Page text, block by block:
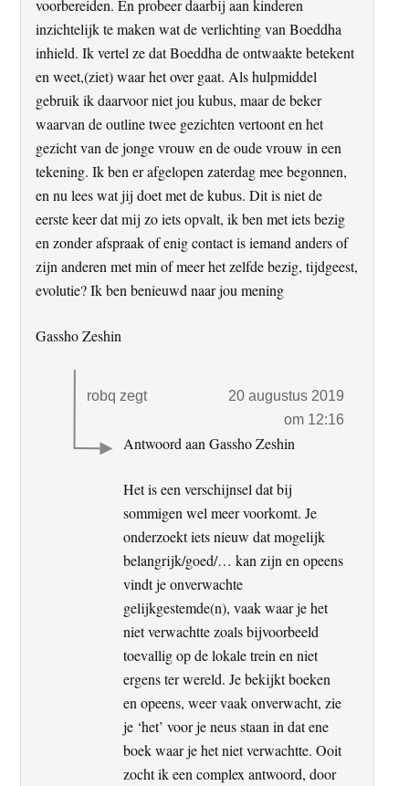
voorbereiden. En probeer daarbij aan kinderen
inzichtelijk te maken wat de verlichting van Boeddha
inhield. Ik vertel ze dat Boeddha de ontwaakte betekent
en weet,(ziet) waar het over gaat. Als hulpmiddel
gebruik ik daarvoor niet jou kubus, maar de beker
waarvan de outline twee gezichten vertoont en het
gezicht van de jonge vrouw en de oude vrouw in een
tekening. Ik ben er afgelopen zaterdag mee begonnen,
en nu lees wat jij doet met de kubus. Dit is niet de
eerste keer dat mij zo iets opvalt, ik ben met iets bezig
en zonder afspraak of enig contact is iemand anders of
zijn anderen met min of meer het zelfde bezig, tijdgeest,
evolutie? Ik ben benieuwd naar jou mening
Gassho Zeshin
robq zegt
20 augustus 2019
om 12:16
Antwoord aan Gassho Zeshin
Het is een verschijnsel dat bij
sommigen wel meer voorkomt. Je
onderzoekt iets nieuw dat mogelijk
belangrijk/goed/… kan zijn en opeens
vindt je onverwachte
gelijkgestemde(n), vaak waar je het
niet verwachtte zoals bijvoorbeeld
toevallig op de lokale trein en niet
ergens ter wereld. Je bekijkt boeken
en opeens, weer vaak onverwacht, zie
je ‘het’ voor je neus staan in dat ene
boek waar je het niet verwachtte. Ooit
zocht ik een complex antwoord, door